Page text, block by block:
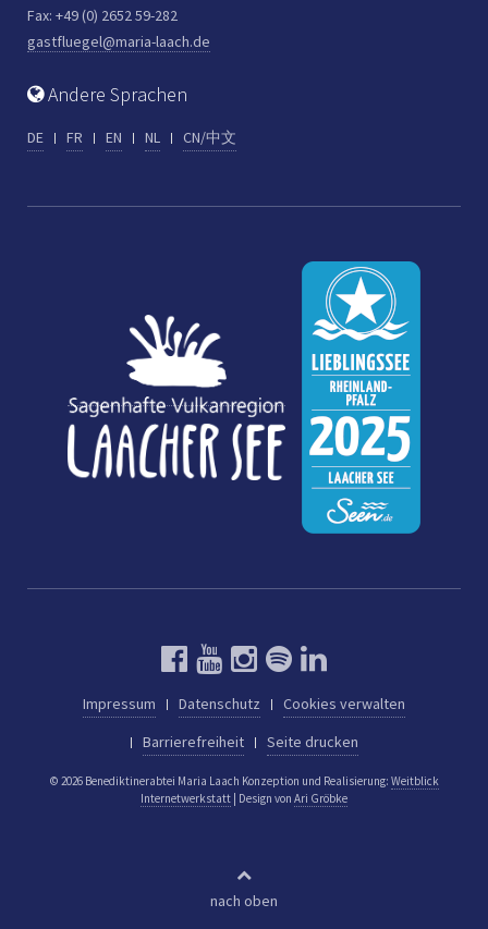
Fax: +49 (0) 2652 59-282
gastfluegel@maria-laach.de
Andere Sprachen
DE FR EN NL CN/中文
Impressum Datenschutz
Cookies verwalten
Barrierefreiheit
Seite drucken
© 2026 Benediktinerabtei Maria Laach Konzeption und Realisierung: Weitblick
Internetwerkstatt | Design von Ari Gröbke
nach oben